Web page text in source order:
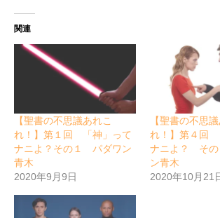
関連
【聖書の不思議あれこ
れ！】第１回 「神」って
ナニよ？その１ パダワン
青木
2020年9月9日
【聖書の不思
れ！】第４回
ナニよ？ そ
ン青木
2020年10月21